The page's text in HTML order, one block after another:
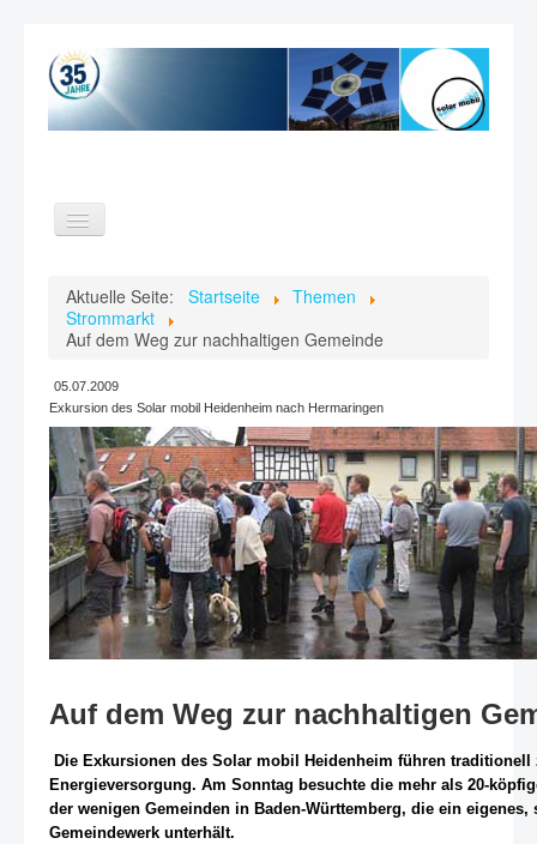
Toggle
Navigation
Themen
Videos
Kontakt
Suche
Aktuelle Seite: Startseite
Themen
Strommarkt
Auf dem Weg zur nachhaltigen Gemeinde
05.07.2009
Exkursion des Solar mobil Heidenheim nach Hermaringen
Auf dem Weg zur nachhaltigen
Die Exkursionen des Solar mobil Heidenheim führen
Energieversorgung. Am Sonntag besuchte die mehr als 20-
der wenigen Gemeinden in Baden-Württemberg, die ein
Gemeindewerk unterhält.